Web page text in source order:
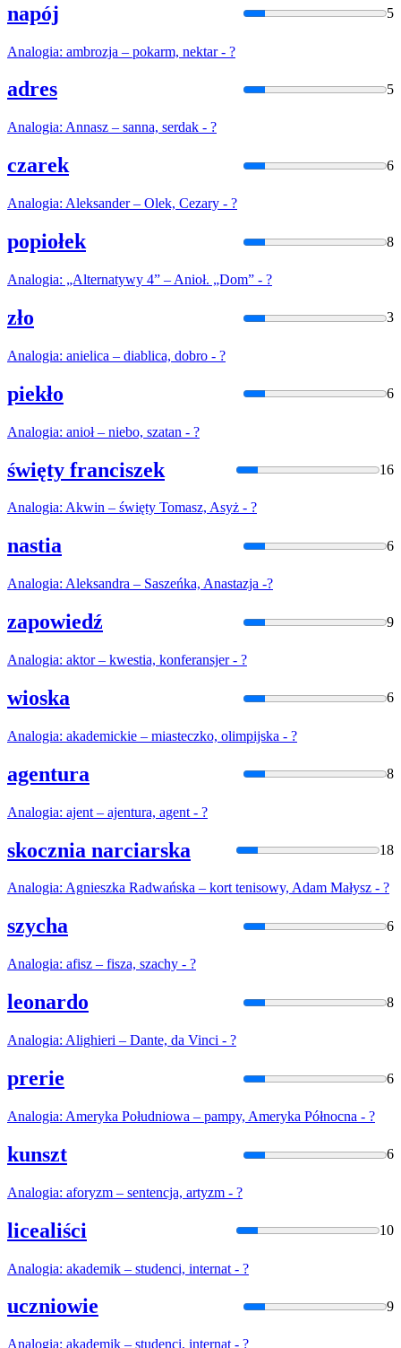
napój 5
Analogia: ambrozja – pokarm, nektar - ?
adres 5
Analogia: Annasz – sanna, serdak - ?
czarek 6
Analogia: Aleksander – Olek, Cezary - ?
popiołek 8
Analogia: „Alternatywy 4” – Anioł. „Dom” - ?
zło 3
Analogia: anielica – diablica, dobro - ?
piekło 6
Analogia: anioł – niebo, szatan - ?
święty franciszek 16
Analogia: Akwin – święty Tomasz, Asyż - ?
nastia 6
Analogia: Aleksandra – Saszeńka, Anastazja -?
zapowiedź 9
Analogia: aktor – kwestia, konferansjer - ?
wioska 6
Analogia: akademickie – miasteczko, olimpijska - ?
agentura 8
Analogia: ajent – ajentura, agent - ?
skocznia narciarska 18
Analogia: Agnieszka Radwańska – kort tenisowy, Adam Małysz - ?
szycha 6
Analogia: afisz – fisza, szachy - ?
leonardo 8
Analogia: Alighieri – Dante, da Vinci - ?
prerie 6
Analogia: Ameryka Południowa – pampy, Ameryka Północna - ?
kunszt 6
Analogia: aforyzm – sentencja, artyzm - ?
licealiści 10
Analogia: akademik – studenci, internat - ?
uczniowie 9
Analogia: akademik – studenci, internat - ?